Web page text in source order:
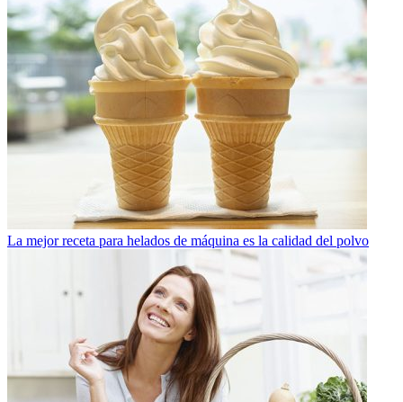
La mejor receta para helados de máquina es la calidad del polvo